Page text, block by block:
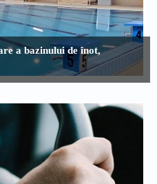
a bazinului de înot,